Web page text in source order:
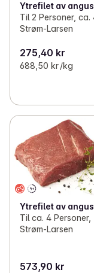
Ytrefilet av angus
Til 2 Personer, ca. 400 g,
Strøm-Larsen
275,40 kr
688,50 kr /kg
Ytrefilet av angus
Til ca. 4 Personer,
Strøm-Larsen
573,90 kr